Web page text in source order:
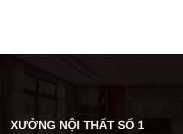
XƯỞNG NỘI THẤT SỐ 1